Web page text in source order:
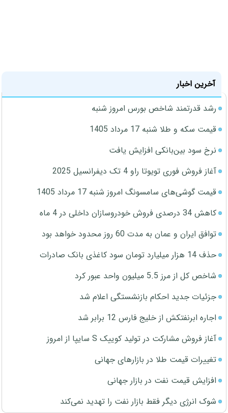
آخرین اخبار
رشد قدرتمند شاخص بورس امروز شنبه
قیمت سکه و طلا شنبه 17 مرداد 1405
نرخ سود بین‌بانکی افزایش یافت
آغاز فروش فوری تویوتا راو 4 تک دیفرانسیل 2025
قیمت گوشی‌های سامسونگ امروز شنبه 17 مرداد 1405
کاهش 34 درصدی فروش خودروسازان داخلی در 4 ماه
توافق ایران و عمان به مدت 60 روز محدود خواهد بود
حذف 14 هزار میلیارد تومان سود کاغذی بانک صادرات
شاخص کل از مرز 5.5 میلیون واحد عبور کرد
جزئیات جدید احکام بازنشستگی اعلام شد
اجاره ابرنفتکش از خلیج فارس 12 برابر شد
آغاز فروش مشارکت در تولید کوییک S سایپا از امروز
تغییرات قیمت طلا در بازارهای جهانی
افزایش قیمت نفت در بازار جهانی
شوک انرژی دیگر فقط بازار نفت را تهدید نمی‌کند